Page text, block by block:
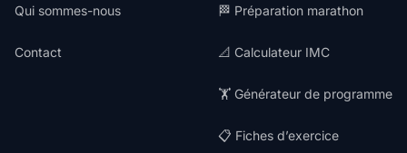
Qui sommes-nous
Contact
🏁 Préparation marathon
📐 Calculateur IMC
🏋️ Générateur de programme
📋 Fiches d’exercice